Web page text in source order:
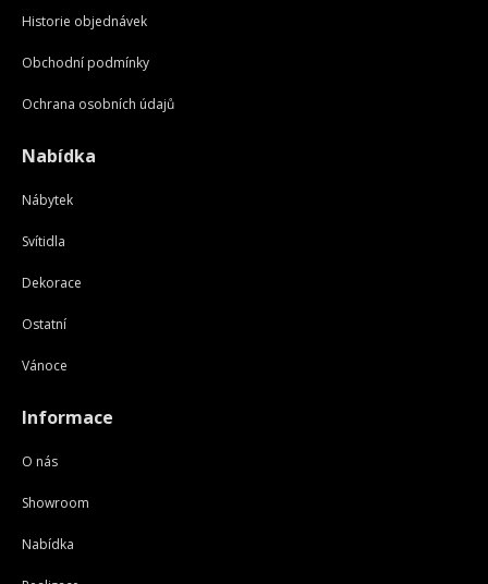
Historie objednávek
Obchodní podmínky
Ochrana osobních údajů
Nabídka
Nábytek
Svítidla
Dekorace
Ostatní
Vánoce
Informace
O nás
Showroom
Nabídka